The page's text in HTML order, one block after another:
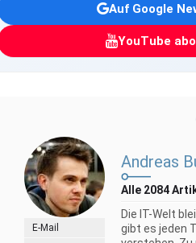
Auf Google
YouTube
E-Mail
Andreas
Alle 2084
Die IT-Welt
gibt es jeden